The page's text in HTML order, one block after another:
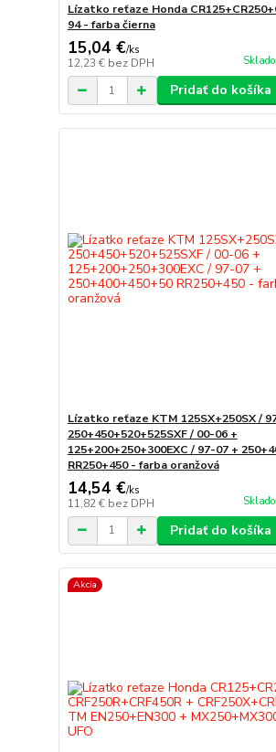
Lízatko reťaze Honda
94 - farba čierna
15,04 €/ks
12,23 € bez DPH
Pridať do košíka
Lízatko reťaze KTM 125SX+250SX /
250+450+520+525SXF / 00-06 +
125+200+250+300EXC / 97-07 +
RR250+450 - farba oranžová
14,54 €/ks
11,82 € bez DPH
Pridať do košíka
Akcia